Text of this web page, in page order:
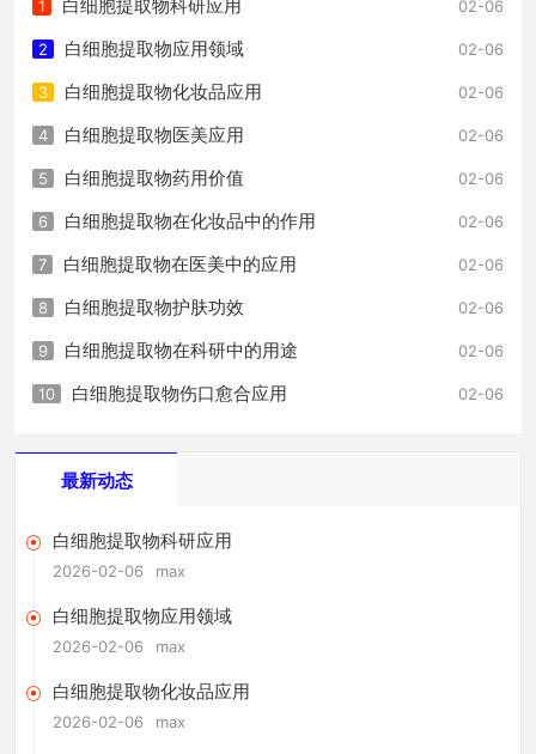
02-06
1 白细胞提取物科研应用
02-06
2 白细胞提取物应用领域
02-06
3 白细胞提取物化妆品应用
02-06
4 白细胞提取物医美应用
02-06
5 白细胞提取物药用价值
02-06
6 白细胞提取物在化妆品中的作用
02-06
7 白细胞提取物在医美中的应用
02-06
8 白细胞提取物护肤功效
02-06
9 白细胞提取物在科研中的用途
02-06
10 白细胞提取物伤口愈合应用
最新动态
白细胞提取物科研应用
2026-02-06 max
白细胞提取物应用领域
2026-02-06 max
白细胞提取物化妆品应用
2026-02-06 max